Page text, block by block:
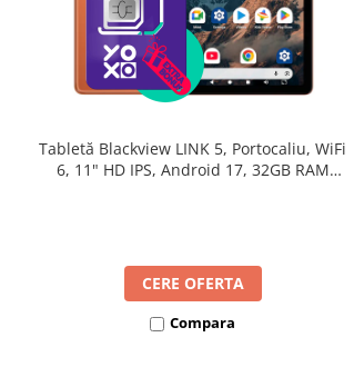
Tabletă Blackview LINK 5, Portocaliu, WiFi
6, 11" HD IPS, Android 17, 32GB RAM
CERE OFERTA
Compara